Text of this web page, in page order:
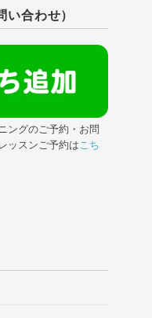
合わせ）
ングのご予約・お問
ッスンご予約は こち